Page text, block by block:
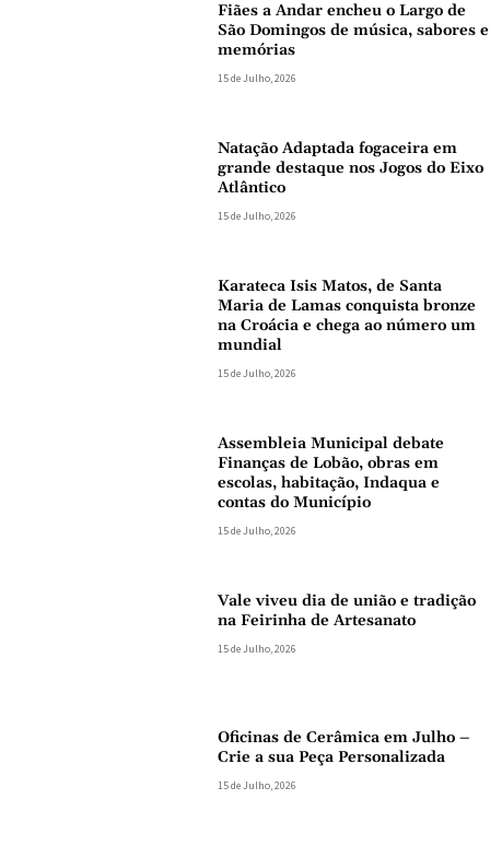
Fiães a Andar encheu o Largo de
São Domingos de música, sabores e
memórias
15 de Julho, 2026
Natação Adaptada fogaceira em
grande destaque nos Jogos do Eixo
Atlântico
15 de Julho, 2026
Karateca Isis Matos, de Santa
Maria de Lamas conquista bronze
na Croácia e chega ao número um
mundial
15 de Julho, 2026
Assembleia Municipal debate
Finanças de Lobão, obras em
escolas, habitação, Indaqua e
contas do Município
15 de Julho, 2026
Vale viveu dia de união e tradição
na Feirinha de Artesanato
15 de Julho, 2026
Oficinas de Cerâmica em Julho –
Crie a sua Peça Personalizada
15 de Julho, 2026